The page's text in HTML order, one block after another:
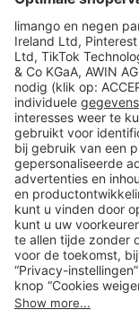
limango
Veilig winkelen
Klantenservice
Shop
Acties